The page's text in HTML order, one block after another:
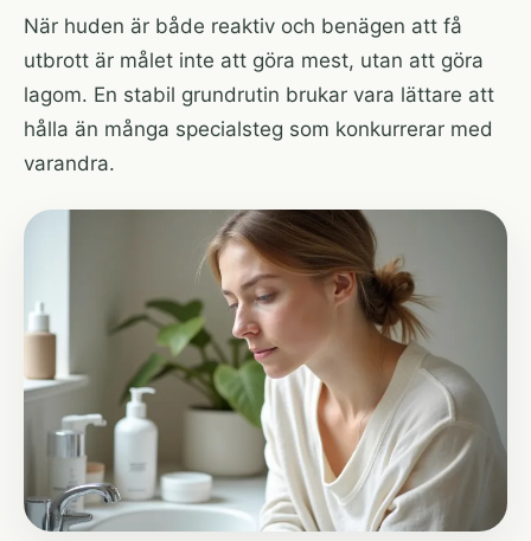
När huden är både reaktiv och benägen att få
utbrott är målet inte att göra mest, utan att göra
lagom. En stabil grundrutin brukar vara lättare att
hålla än många specialsteg som konkurrerar med
varandra.